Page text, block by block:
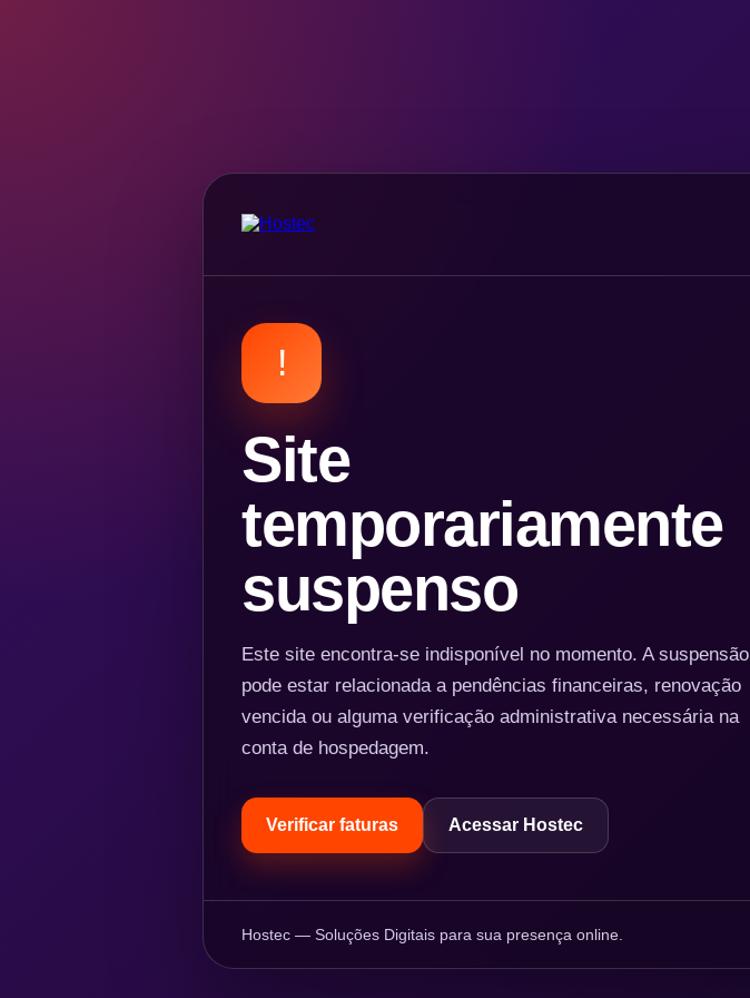
!
Site
temporariamente
suspenso
Este site encontra-se indisponível no momento. A suspensão
pode estar relacionada a pendências financeiras, renovação
vencida ou alguma verificação administrativa necessária na
conta de hospedagem.
Verificar faturas Acessar Hostec
Hostec — Soluções Digitais para sua presença online.